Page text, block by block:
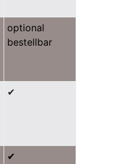
optional
bestellbar
✔
✔